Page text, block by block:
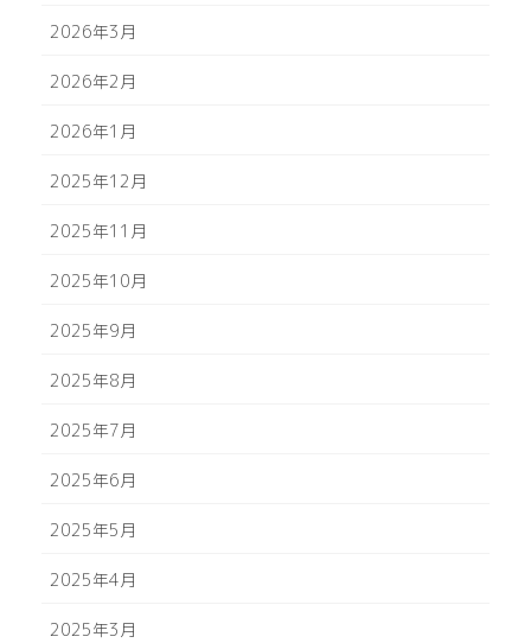
2026年3月
2026年2月
2026年1月
2025年12月
2025年11月
2025年10月
2025年9月
2025年8月
2025年7月
2025年6月
2025年5月
2025年4月
2025年3月